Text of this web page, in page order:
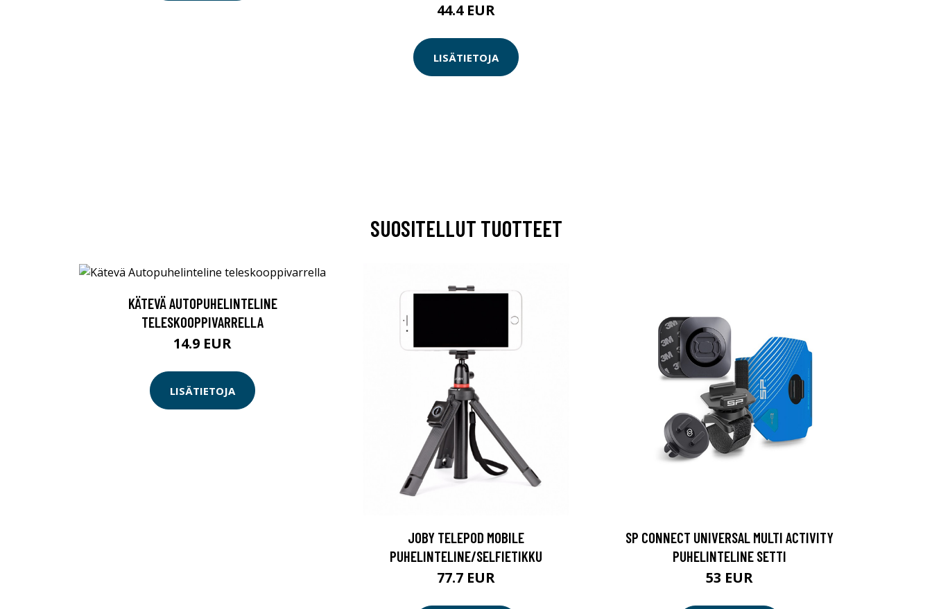
44.4 EUR
LISÄTIETOJA
SUOSITELLUT TUOTTEET
KÄTEVÄ AUTOPUHELINTELINE
TELESKOOPPIVARRELLA
14.9 EUR
LISÄTIETOJA
JOBY TELEPOD MOBILE
PUHELINTELINE/SELFIETIKKU
77.7 EUR
SP CONNECT UNIVERSAL MULTI ACTIVITY
PUHELINTELINE SETTI
53 EUR